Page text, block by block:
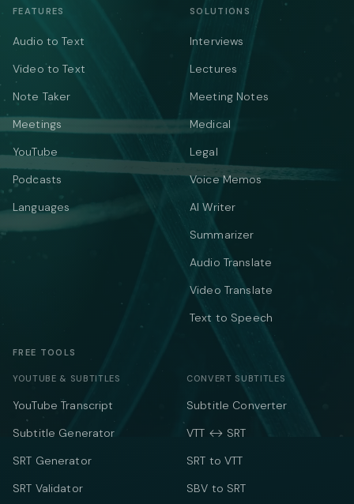
FEATURES
Audio to Text
Video to Text
Note Taker
Meetings
YouTube
Podcasts
Languages
SOLUTIONS
Interviews
Lectures
Meeting Notes
Medical
Legal
Voice Memos
AI Writer
Summarizer
Audio Translate
Video Translate
Text to Speech
FREE TOOLS
YOUTUBE & SUBTITLES
YouTube Transcript
Subtitle Generator
SRT Generator
SRT Validator
CONVERT SUBTITLES
Subtitle Converter
VTT ↔ SRT
SRT to VTT
SBV to SRT